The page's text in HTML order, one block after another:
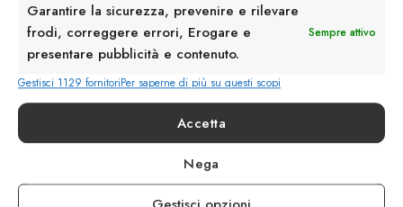
Garantire la sicurezza, prevenire e rilevare
frodi, correggere errori, Erogare e
presentare pubblicità e contenuto.
Sempre attivo
Gestisci 1129 fornitoriPer saperne di più su questi scopi
Accetta
Nega
+39 02 468042
MI 20145 • Milano
Via Belfiore 9